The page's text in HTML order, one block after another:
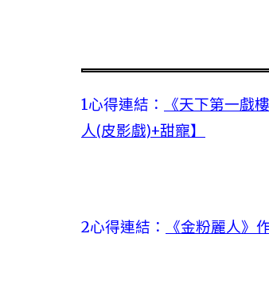
1心得連結：
《天下第一戲
人(皮影戲)+甜寵】
2心得連結： 《金粉麗人》